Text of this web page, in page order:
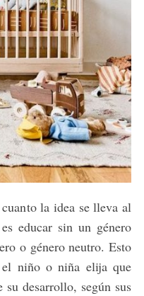
la idea se lleva al
educar sin un género
o género neutro. Esto
niño o niña elija que
su desarrollo, según sus